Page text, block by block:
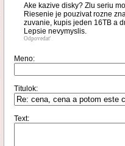
Ake kazive disky? Zlu seriu
Riesenie je pouzivat rozne
zuvanie, kupis jeden 16TB a
Lepsie nevymyslis.
Odpovedať
Meno:
Titulok:
Text: